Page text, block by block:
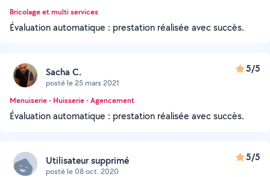
Bricolage et multi services
Évaluation automatique : prestation réalisée avec succès.
Sacha C.
posté le 25 mars 2021
5/5
Menuiserie - Huisserie - Agencement
Évaluation automatique : prestation réalisée avec succès.
Utilisateur supprimé
posté le 08 oct. 2020
5/5